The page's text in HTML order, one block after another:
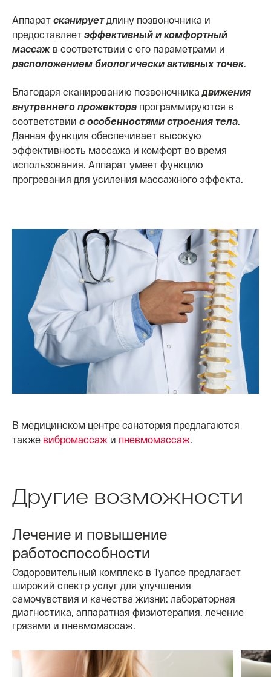
Аппарат сканируетдлину позвоночника и
предоставляет эффективный и комфортный
массаж в соответствии с его параметрами и
расположением биологически активных точек.
Благодаря сканированию позвоночникадвижения
внутреннего прожектора программируются в
соответствии с особенностями строения тела.
Данная функция обеспечивает высокую
эффективность массажа и комфорт во время
использования. Аппарат умеет функцию
прогревания для усиления массажного эффекта.
В медицинском центре санатория предлагаются
также вибромассаж и пневмомассаж.
Другие возможности
Лечение и повышение
работоспособности
Оздоровительный комплекс в Туапсе предлагает
широкий спектр услуг для улучшения
самочувствия и качества жизни: лабораторная
диагностика, аппаратная физиотерапия, лечение
грязями и пневмомассаж.